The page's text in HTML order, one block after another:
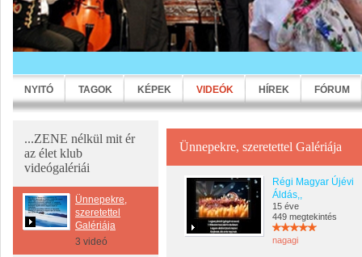
NYITÓ TAGOK KÉPEK VIDEÓK HÍREK FÓRUM
...ZENE nélkül mit ér
az élet klub
videógalériái
Ünnepekre,
szeretettel
Galériája
3 videó
Ünnepekre, szeretettel Galériája
Régi Magyar Újévi
Áldás,,
15 éve
449 megtekintés
nagagi